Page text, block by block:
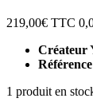
219,00€ TTC
Créateur
1 produit en